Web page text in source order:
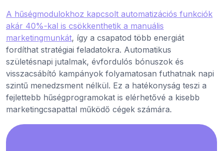
A hűségmodulokhoz kapcsolt automatizációs funkciók
akár 40%-kal is csökkenthetik a manuális
marketingmunkát, így a csapatod több energiát
fordíthat stratégiai feladatokra. Automatikus
születésnapi jutalmak, évfordulós bónuszok és
visszacsábító kampányok folyamatosan futhatnak napi
szintű menedzsment nélkül. Ez a hatékonyság teszi a
fejlettebb hűségprogramokat is elérhetővé a kisebb
marketingcsapattal működő cégek számára.